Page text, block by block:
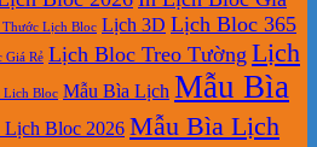
số
lịch
tết
tại
tphcm
Lịch Bloc Lịch 3D Lịch Bloc 365
Giá Rẻ Lịch Bloc Treo Tường Lịch
Lich Bloc Mẫu Bìa Lịch Mẫu Bìa
Lịch Bloc 2026 Mẫu Bìa Lịch